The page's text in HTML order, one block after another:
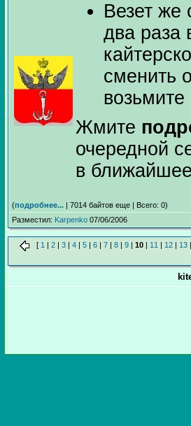
Везет же
два раза
сменить
Жмите
очередной
в
(подробнее... | 7014 байтов еще | Всего: 0)
Разместил: Karpenko 07/06/2006
[ 1| 2| 3| 4| 5| 6| 7| 8| 9| 10| 11| 12| 13|